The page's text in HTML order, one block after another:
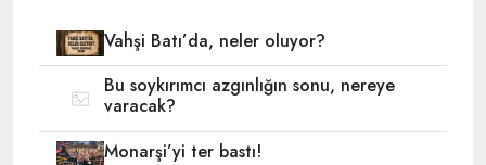
Vahşi Batı’da, neler oluyor?
Bu soykırımcı azgınlığın sonu, nereye
varacak?
Monarşi’yi ter bastı!